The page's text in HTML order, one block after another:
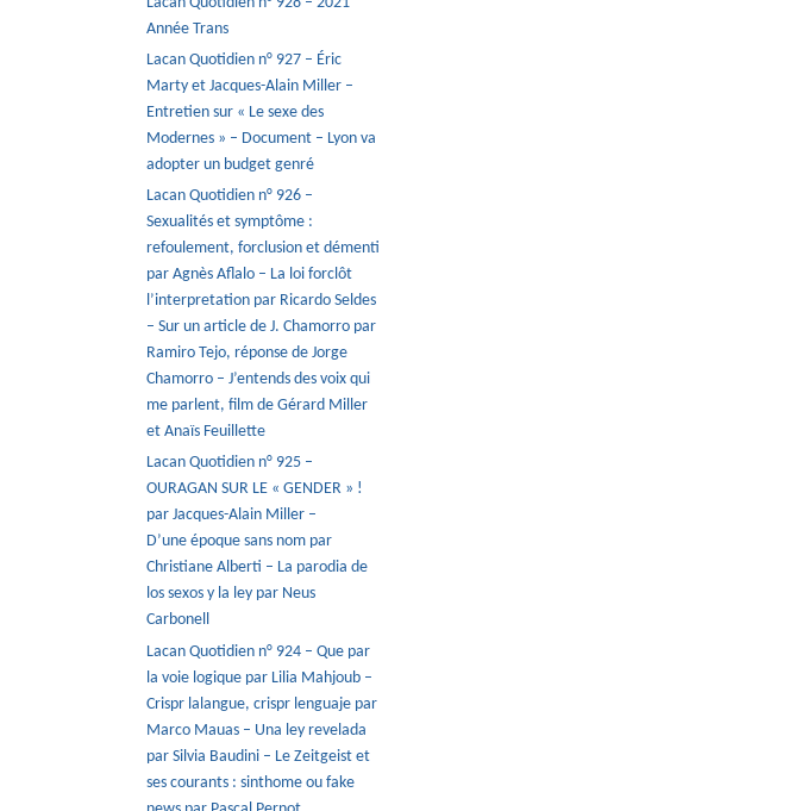
Année Trans
Lacan Quotidien n° 927 – Éric
Marty et Jacques-Alain Miller –
Entretien sur « Le sexe des
Modernes » – Document – Lyon va
adopter un budget genré
Lacan Quotidien n° 926 –
Sexualités et symptôme :
refoulement, forclusion et démenti
par Agnès Aflalo – La loi forclôt
l’interpretation par Ricardo Seldes
– Sur un article de J. Chamorro par
Ramiro Tejo, réponse de Jorge
Chamorro – J’entends des voix qui
me parlent, film de Gérard Miller
et Anaïs Feuillette
Lacan Quotidien n° 925 –
OURAGAN SUR LE « GENDER » !
par Jacques-Alain Miller –
D’une époque sans nom par
Christiane Alberti – La parodia de
los sexos y la ley par Neus
Carbonell
Lacan Quotidien n° 924 – Que par
la voie logique par Lilia Mahjoub –
Crispr lalangue, crispr lenguaje par
Marco Mauas – Una ley revelada
par Silvia Baudini – Le Zeitgeist et
ses courants : sinthome ou fake